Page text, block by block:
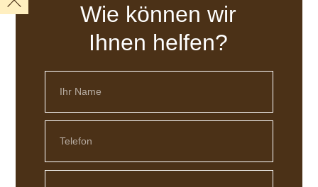
Wie können wir
Ihnen helfen?